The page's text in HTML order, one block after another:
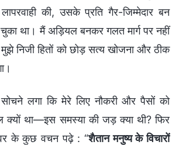
की, उसके प्रति गैर-जिम्मेदार बन
चुका था। मैं अड़ियल बनकर गलत मार्ग पर नहीं
निजी हितों को छोड़ सत्य खोजना और ठीक
लगा कि मेरे लिए नौकरी और पैसों को
क्यों था—इस समस्या की जड़ क्या थी? फिर
के कुछ वचन पढ़े : “शैतान मनुष्य के विचारों